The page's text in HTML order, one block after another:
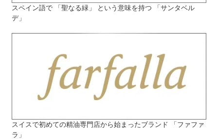
スペイン語で 「聖なる緑」 という意味を持つ 「サンタベル
デ」
スイスで初めての精油専門店から始まったブランド 「ファファ
ラ」